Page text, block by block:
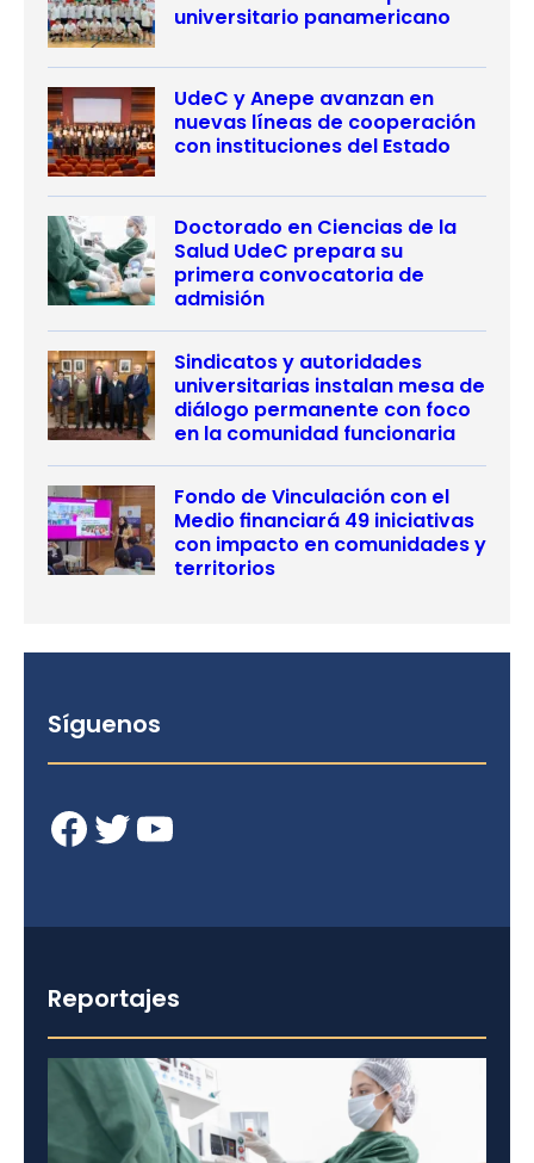
universitario panamericano
UdeC y Anepe avanzan en
nuevas líneas de cooperación
con instituciones del Estado
Doctorado en Ciencias de la
Salud UdeC prepara su
primera convocatoria de
admisión
Sindicatos y autoridades
universitarias instalan mesa de
diálogo permanente con foco
en la comunidad funcionaria
Fondo de Vinculación con el
Medio financiará 49 iniciativas
con impacto en comunidades y
territorios
Síguenos
Facebook Twitter YouTube
Reportajes